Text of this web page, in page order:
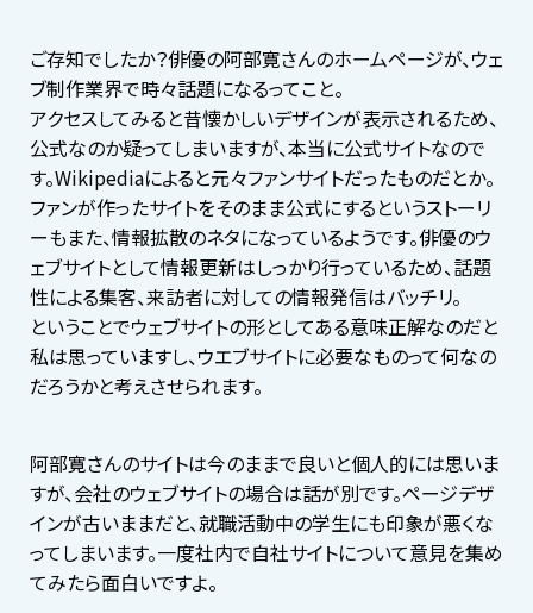
ご存知でしたか？俳優の阿部寛さんのホームページが、ウェ
ブ制作業界で時々話題になるってこと。
アクセスしてみると昔懐かしいデザインが表示されるため、
公式なのか疑ってしまいますが、本当に公式サイトなので
す。Wikipediaによると元々ファンサイトだったものだとか。
ファンが作ったサイトをそのまま公式にするというストーリ
ーもまた、情報拡散のネタになっているようです。俳優のウ
ェブサイトとして情報更新はしっかり行っているため、話題
性による集客、来訪者に対しての情報発信はバッチリ。
ということでウェブサイトの形としてある意味正解なのだと
私は思っていますし、ウエブサイトに必要なものって何なの
だろうかと考えさせられます。
阿部寛さんのサイトは今のままで良いと個人的には思いま
すが、会社のウェブサイトの場合は話が別です。ページデザ
インが古いままだと、就職活動中の学生にも印象が悪くな
ってしまいます。一度社内で自社サイトについて意見を集め
てみたら面白いですよ。